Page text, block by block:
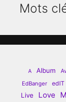
Mots
A Album
EdBanger
edIT
Live Love